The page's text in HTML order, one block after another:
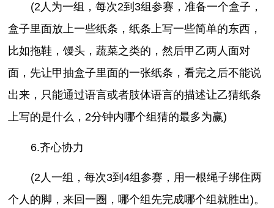
(2人为一组，每次2到3组参赛，准备一个盒子，
盒子里面放上一些纸条，纸条上写一些简单的东西，
比如拖鞋，馒头，蔬菜之类的，然后甲乙两人面对
面，先让甲抽盒子里面的一张纸条，看完之后不能说
出来，只能通过语言或者肢体语言的描述让乙猜纸条
上写的是什么，2分钟内哪个组猜的最多为赢)
6.齐心协力
(2人一组，每次3到4组参赛，用一根绳子绑住两
个人的脚，来回一圈，哪个组先完成哪个组就胜出)。